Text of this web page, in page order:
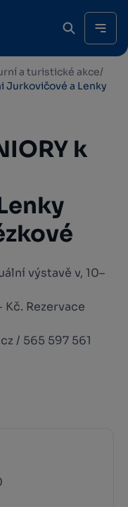
a turistické akce/
Jurkovičové a Lenky
k
výstavě v, 10–
Kč. Rezervace
/ 565 597 561